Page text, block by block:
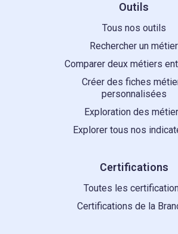
Outils
Tous nos outils
Rechercher un métier
Comparer deux métiers
Créer des fiches
personnalisées
Exploration des
Explorer tous nos
Certifications
Toutes les
Certifications de la